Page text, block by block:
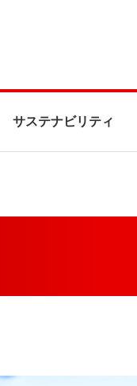
サステナビリティ